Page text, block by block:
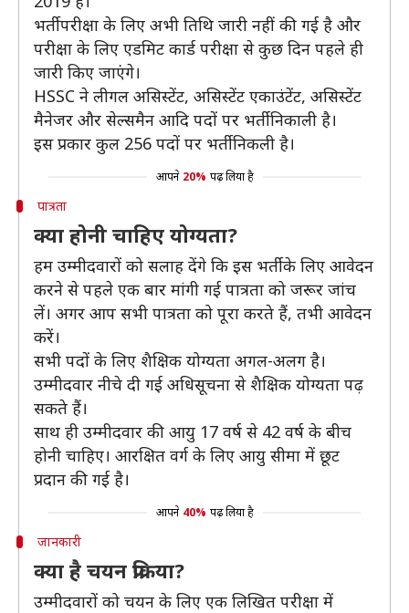
भर्ती परीक्षा के लिए अभी तिथि जारी नहीं की गई है और
परीक्षा के लिए एडमिट कार्ड परीक्षा से कुछ दिन पहले ही
जारी किए जाएंगे।
HSSC ने लीगल असिस्टेंट, असिस्टेंट एकाउंटेंट, असिस्टेंट
मैनेजर और सेल्समैन आदि पदों पर भर्ती निकाली है।
इस प्रकार कुल 256 पदों पर भर्ती निकली है।
आपने 20% पढ़ लिया है
पात्रता
क्या होनी चाहिए योग्यता?
हम उम्मीदवारों को सलाह देंगे कि इस भर्ती के लिए आवेदन
करने से पहले एक बार मांगी गई पात्रता को जरूर जांच
लें। अगर आप सभी पात्रता को पूरा करते हैं, तभी आवेदन
करें।
सभी पदों के लिए शैक्षिक योग्यता अगल-अलग है।
उम्मीदवार नीचे दी गई अधिसूचना से शैक्षिक योग्यता पढ़
सकते हैं।
साथ ही उम्मीदवार की आयु 17 वर्ष से 42 वर्ष के बीच
होनी चाहिए। आरक्षित वर्ग के लिए आयु सीमा में छूट
प्रदान की गई है।
आपने 40% पढ़ लिया है
जानकारी
क्या है चयन प्रक्रिया?
उम्मीदवारों को चयन के लिए एक लिखित परीक्षा में